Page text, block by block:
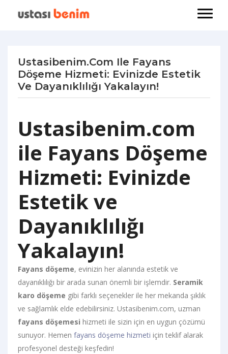
Ustasibenim.com Ile Fayans
Döşeme Hizmeti: Evinizde Estetik
Ve Dayanıklılığı Yakalayın!
Ustasibenim.com
ile Fayans Döşeme
Hizmeti: Evinizde
Estetik ve
Dayanıklılığı
Yakalayın!
Fayans döşeme, evinizin her alanında estetik ve
dayanıklılığı bir arada sunan önemli bir işlemdir. Seramik
karo döşeme gibi farklı seçenekler ile her mekanda şıklık
ve sağlamlık elde edebilirsiniz. Ustasibenim.com, uzman
fayans döşemesi hizmeti ile sizin için en uygun çözümü
sunuyor. Hemen fayans döşeme hizmeti için teklif alarak
profesyonel desteği keşfedin!